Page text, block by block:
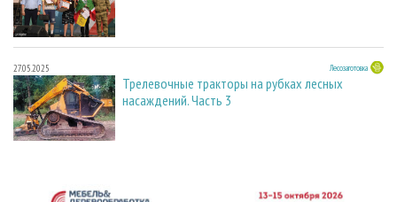
27.05.2025 Лесозаготовка
Трелевочные тракторы на рубках лесных
насаждений. Часть 3